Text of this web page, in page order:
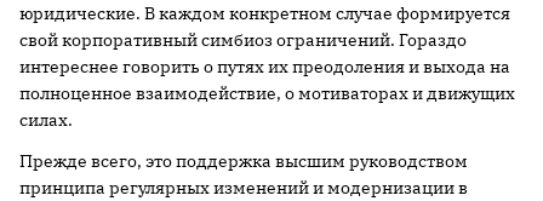
юридические. В каждом конкретном случае формируется
свой корпоративный симбиоз ограничений. Гораздо
интереснее говорить о путях их преодоления и выхода на
полноценное взаимодействие, о мотиваторах и движущих
силах.
Прежде всего, это поддержка высшим руководством
принципа регулярных изменений и модернизации в